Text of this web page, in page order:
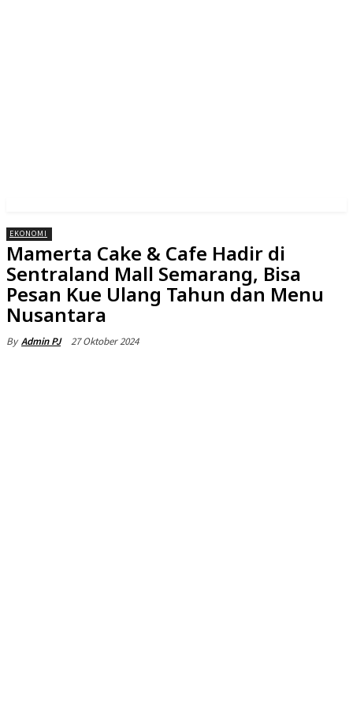
EKONOMI
Mamerta Cake & Cafe Hadir di
Sentraland Mall Semarang, Bisa
Pesan Kue Ulang Tahun dan Menu
Nusantara
By Admin PJ 27 Oktober 2024